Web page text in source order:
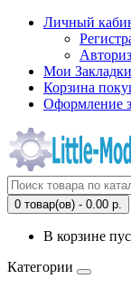
Личный
Мои
Корзина
Оформление
0 товар(ов) - 0.00 р.
В корзине
Категории